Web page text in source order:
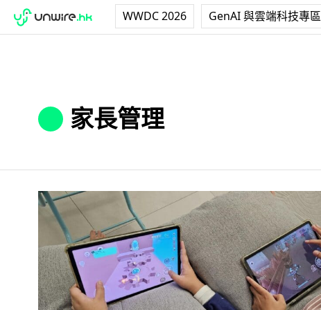
WWDC 2026 GenAI 與雲端科技專區
家長管理